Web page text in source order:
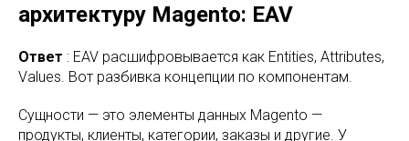
архитектуру Magento: EAV
Ответ : EAV расшифровывается как Entities, Attributes,
Values. Вот разбивка концепции по компонентам.
Сущности — это элементы данных Magento —
продукты, клиенты, категории, заказы и другие. У